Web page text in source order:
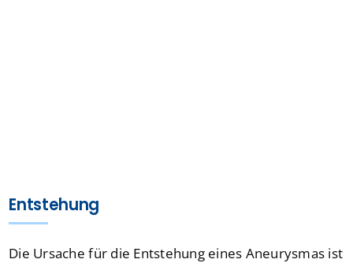
Entstehung
Die Ursache für die Entstehung eines Aneurysmas ist